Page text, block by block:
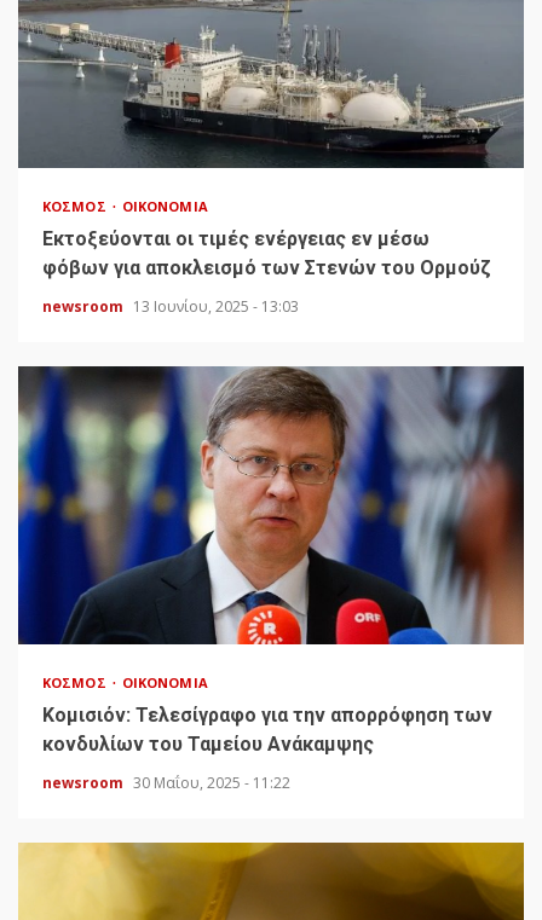
ΚΌΣΜΟΣ ΟΙΚΟΝΟΜΊΑ
Εκτοξεύονται οι τιμές ενέργειας εν μέσω
φόβων για αποκλεισμό των Στενών του Ορμούζ
newsroom 13 Ιουνίου, 2025 - 13:03
ΚΌΣΜΟΣ ΟΙΚΟΝΟΜΊΑ
Κομισιόν: Τελεσίγραφο για την απορρόφηση των
κονδυλίων του Ταμείου Ανάκαμψης
newsroom 30 Μαΐου, 2025 - 11:22